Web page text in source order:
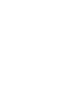
Puedes